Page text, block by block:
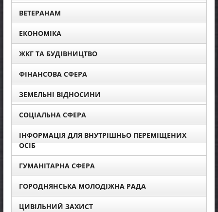
ВЕТЕРАНАМ
ЕКОНОМІКА
ЖКГ ТА БУДІВНИЦТВО
ФІНАНСОВА СФЕРА
ЗЕМЕЛЬНІ ВІДНОСИНИ
СОЦІАЛЬНА СФЕРА
ІНФОРМАЦІЯ ДЛЯ ВНУТРІШНЬО ПЕРЕМІЩЕНИХ
ОСІБ
ГУМАНІТАРНА СФЕРА
ГОРОДНЯНСЬКА МОЛОДІЖНА РАДА
ЦИВІЛЬНИЙ ЗАХИСТ